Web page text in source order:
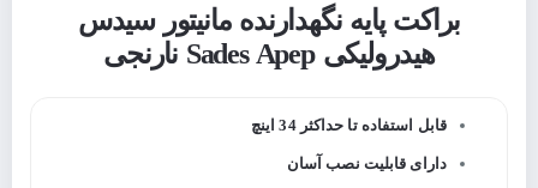
براکت پایه نگهدارنده مانیتور سیدس
هیدرولیکی Sades Apep نارنجی
قابل استفاده تا حداکثر 34 اینچ
دارای قابلیت نصب آسان